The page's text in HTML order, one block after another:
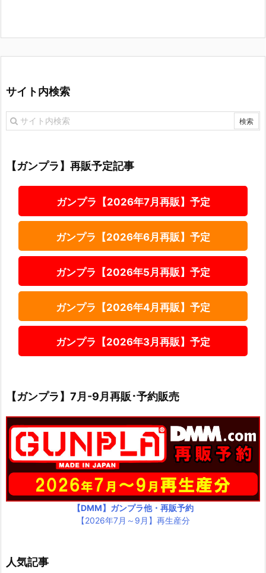
サイト内検索
【ガンプラ】再販予定記事
ガンプラ【2026年7月再販】予定
ガンプラ【2026年6月再販】予定
ガンプラ【2026年5月再販】予定
ガンプラ【2026年4月再販】予定
ガンプラ【2026年3月再販】予定
【ガンプラ】7月-9月再販･予約販売
【DMM】ガンプラ他・再販予約
【2026年7月～9月】再生産分
人気記事